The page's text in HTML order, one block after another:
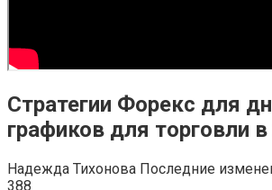
Стратегии Форекс для
графиков для торговли
Надежда Тихонова Последние
388